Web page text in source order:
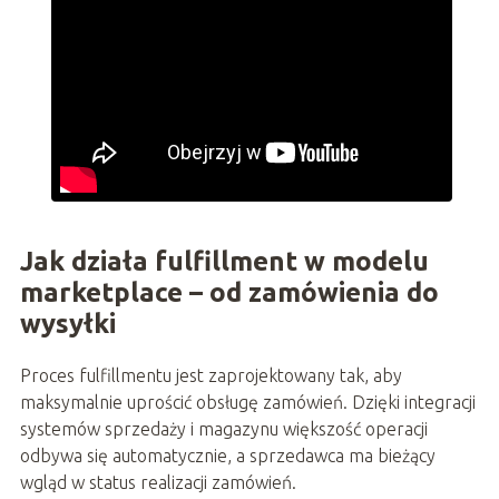
Jak działa fulfillment w modelu
marketplace – od zamówienia do
wysyłki
Proces fulfillmentu jest zaprojektowany tak, aby
maksymalnie uprościć obsługę zamówień. Dzięki integracji
systemów sprzedaży i magazynu większość operacji
odbywa się automatycznie, a sprzedawca ma bieżący
wgląd w status realizacji zamówień.